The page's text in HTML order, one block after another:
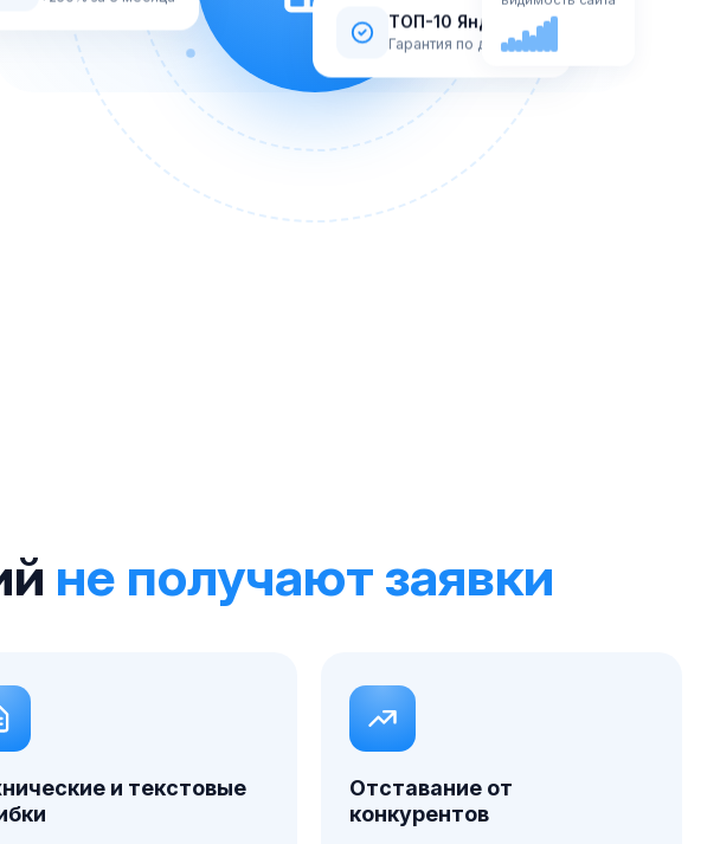
ТОП-10 Яндекс
Гарантия по договору
видимость сайта
не получают заявки
и текстовые
Отставание от
конкурентов